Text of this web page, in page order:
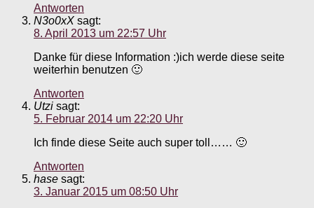
Antworten
N3o0xX sagt:
8. April 2013 um 22:57 Uhr
Danke für diese Information :)ich werde diese seite
weiterhin benutzen 🙂
Antworten
Utzi sagt:
5. Februar 2014 um 22:20 Uhr
Ich finde diese Seite auch super toll…… 🙂
Antworten
hase sagt:
3. Januar 2015 um 08:50 Uhr